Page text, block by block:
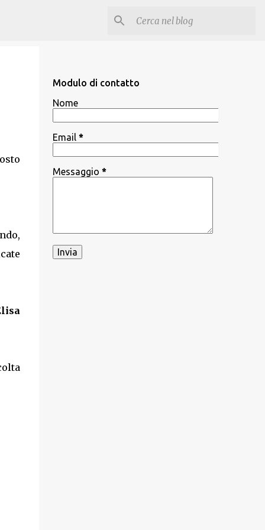
Modulo di contatto
Nome
Email *
Messaggio *